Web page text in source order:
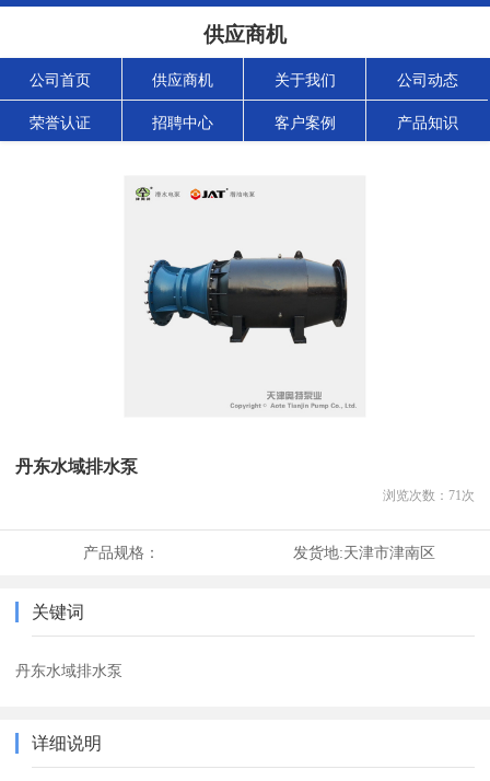
供应商机
公司首页 供应商机 关于我们 公司动态
荣誉认证 招聘中心 客户案例 产品知识
丹东水域排水泵
浏览次数： 71次
产品规格： 发货地:天津市津南区
关键词
丹东水域排水泵
详细说明